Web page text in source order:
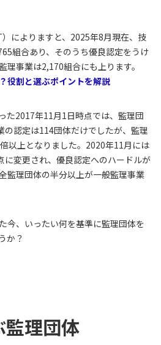
によりますと、2025年8月現在、技
組合あり、そのうち優良認定をうけ
理事業は2,170組合にも上ります。
役割と選ぶポイントを解説
た2017年11月1日時点では、監理団
の認定は114団体だけでしたが、監理
以上となりました。2020年11月には
に変更され、優良認定へのハードルが
監理団体の半分以上が一般監理事業
今、いったい何を基準に監理団体を
か？
理団体